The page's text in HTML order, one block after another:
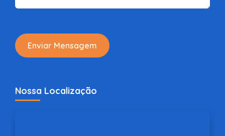
Enviar Mensagem
Nossa Localização